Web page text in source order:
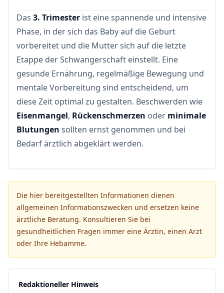
Das 3. Trimester ist eine spannende und intensive
Phase, in der sich das Baby auf die Geburt
vorbereitet und die Mutter sich auf die letzte
Etappe der Schwangerschaft einstellt. Eine
gesunde Ernährung, regelmäßige Bewegung und
mentale Vorbereitung sind entscheidend, um
diese Zeit optimal zu gestalten. Beschwerden wie
Eisenmangel, Rückenschmerzen oder minimale
Blutungen sollten ernst genommen und bei
Bedarf ärztlich abgeklärt werden.
Die hier bereitgestellten Informationen dienen
allgemeinen Informationszwecken und ersetzen keine
ärztliche Beratung. Konsultieren Sie bei
gesundheitlichen Fragen immer eine Ärztin, einen Arzt
oder Ihre Hebamme.
Redaktioneller Hinweis